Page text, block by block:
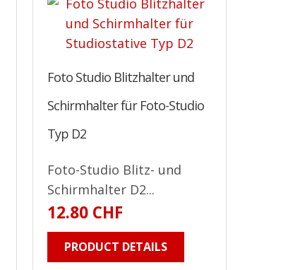
Foto Studio Blitzhalter und
Schirmhalter für Foto-Studio
Typ D2
Foto-Studio Blitz- und
Schirmhalter D2...
12.80 CHF
PRODUCT DETAILS